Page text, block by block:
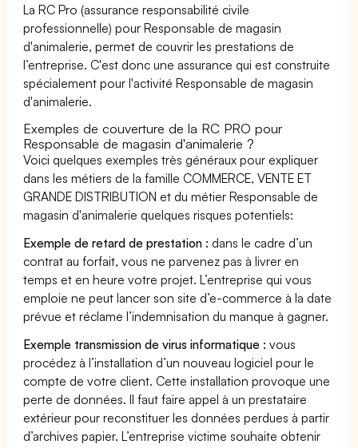
La RC Pro (assurance responsabilité civile
professionnelle) pour Responsable de magasin
d'animalerie, permet de couvrir les prestations de
l’entreprise. C'est donc une assurance qui est construite
spécialement pour l'activité Responsable de magasin
d'animalerie.
Exemples de couverture de la RC PRO pour
Responsable de magasin d'animalerie ?
Voici quelques exemples très généraux pour expliquer
dans les métiers de la famille COMMERCE, VENTE ET
GRANDE DISTRIBUTION et du métier Responsable de
magasin d'animalerie quelques risques potentiels:
Exemple de retard de prestation : dans le cadre d’un
contrat au forfait, vous ne parvenez pas à livrer en
temps et en heure votre projet. L’entreprise qui vous
emploie ne peut lancer son site d’e-commerce à la date
prévue et réclame l’indemnisation du manque à gagner.
Exemple transmission de virus informatique : vous
procédez à l’installation d’un nouveau logiciel pour le
compte de votre client. Cette installation provoque une
perte de données. Il faut faire appel à un prestataire
extérieur pour reconstituer les données perdues à partir
d’archives papier. L’entreprise victime souhaite obtenir